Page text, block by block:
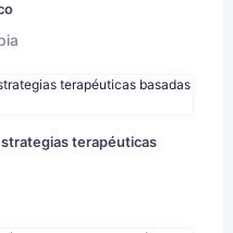
terapéuticas